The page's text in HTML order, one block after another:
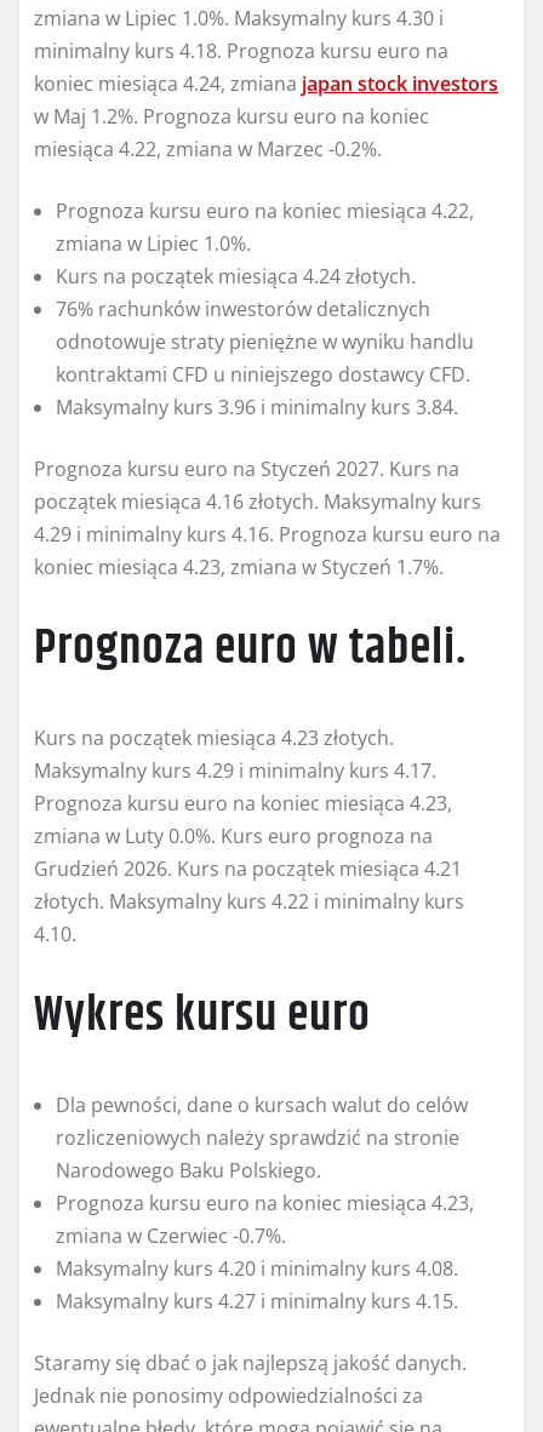
zmiana w Lipiec 1.0%. Maksymalny kurs 4.30 i
minimalny kurs 4.18. Prognoza kursu euro na
koniec miesiąca 4.24, zmiana japan stock investors
w Maj 1.2%. Prognoza kursu euro na koniec
miesiąca 4.22, zmiana w Marzec -0.2%.
Prognoza kursu euro na koniec miesiąca 4.22,
zmiana w Lipiec 1.0%.
Kurs na początek miesiąca 4.24 złotych.
76% rachunków inwestorów detalicznych
odnotowuje straty pieniężne w wyniku handlu
kontraktami CFD u niniejszego dostawcy CFD.
Maksymalny kurs 3.96 i minimalny kurs 3.84.
Prognoza kursu euro na Styczeń 2027. Kurs na
początek miesiąca 4.16 złotych. Maksymalny kurs
4.29 i minimalny kurs 4.16. Prognoza kursu euro na
koniec miesiąca 4.23, zmiana w Styczeń 1.7%.
Prognoza euro w tabeli.
Kurs na początek miesiąca 4.23 złotych.
Maksymalny kurs 4.29 i minimalny kurs 4.17.
Prognoza kursu euro na koniec miesiąca 4.23,
zmiana w Luty 0.0%. Kurs euro prognoza na
Grudzień 2026. Kurs na początek miesiąca 4.21
złotych. Maksymalny kurs 4.22 i minimalny kurs
4.10.
Wykres kursu euro
Dla pewności, dane o kursach walut do celów
rozliczeniowych należy sprawdzić na stronie
Narodowego Baku Polskiego.
Prognoza kursu euro na koniec miesiąca 4.23,
zmiana w Czerwiec -0.7%.
Maksymalny kurs 4.20 i minimalny kurs 4.08.
Maksymalny kurs 4.27 i minimalny kurs 4.15.
Staramy się dbać o jak najlepszą jakość danych.
Jednak nie ponosimy odpowiedzialności za